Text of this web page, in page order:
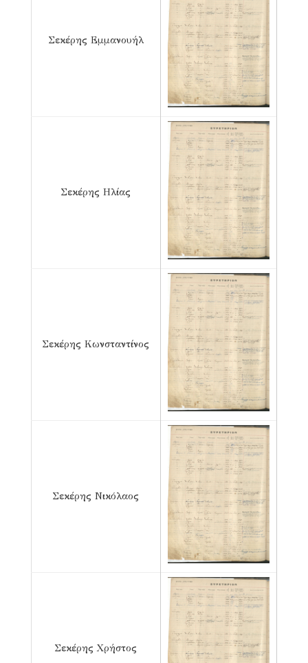
Σεκέρης Εμμανουήλ
Σεκέρης Ηλίας
Σεκέρης Κωνσταντίνος
Σεκέρης Νικόλαος
Σεκέρης Χρήστος